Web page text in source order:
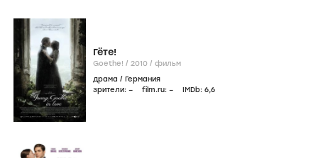
Гёте!
Goethe! / 2010 / фильм
драма / Германия
зрители: – film.ru: – IMDb: 6,6